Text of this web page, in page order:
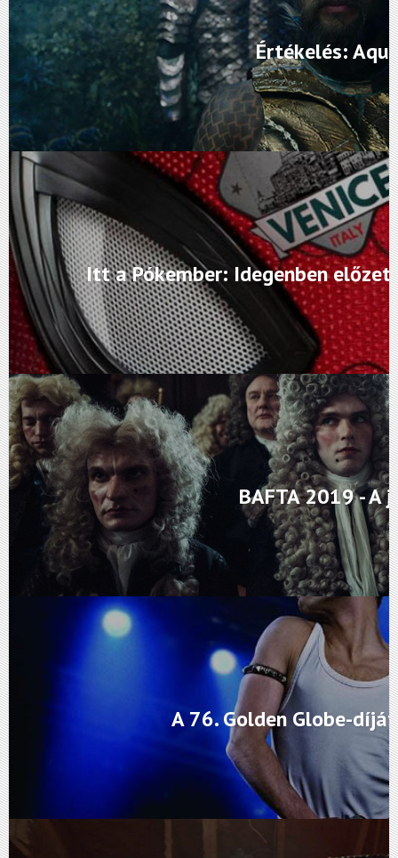
Értékelés:
Itt a Pókember: Idegenben
BAFTA 2019 - A
A 76. Golden Globe-